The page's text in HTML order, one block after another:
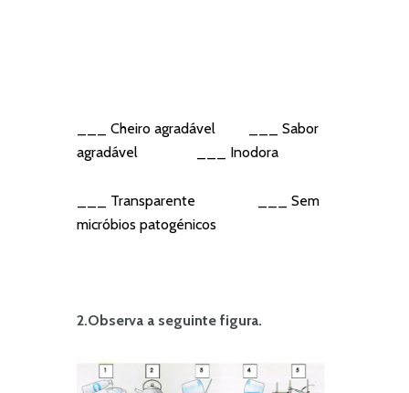
___ Cheiro agradável ___ Sabor
agradável ___ Inodora
___ Transparente ___ Sem
micróbios patogénicos
2.Observa a seguinte figura.